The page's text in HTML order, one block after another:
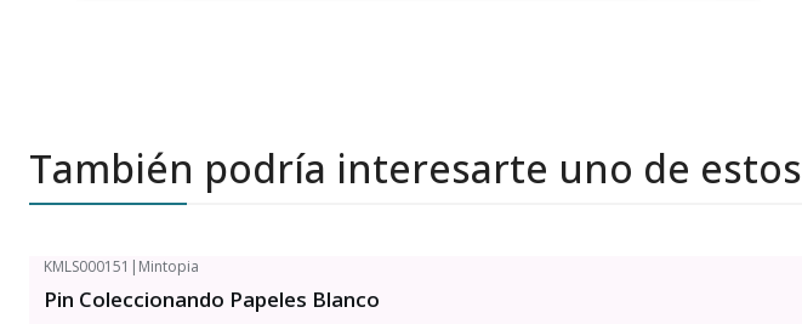
También podría interesarte uno de estos
KMLS000151 | Mintopia
Pin Coleccionando Papeles Blanco